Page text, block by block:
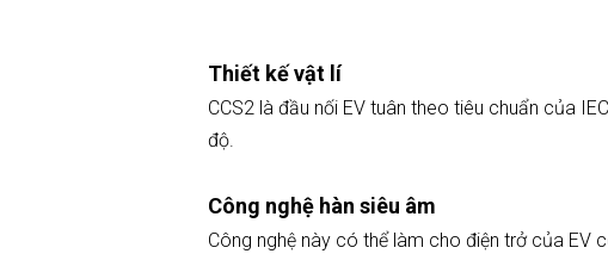
Thiết kế vật lí
CCS2 là đầu nối EV tuân theo tiêu chuẩn của
độ.
Công nghệ hàn siêu âm
Công nghệ này có thể làm cho điện trở của EV